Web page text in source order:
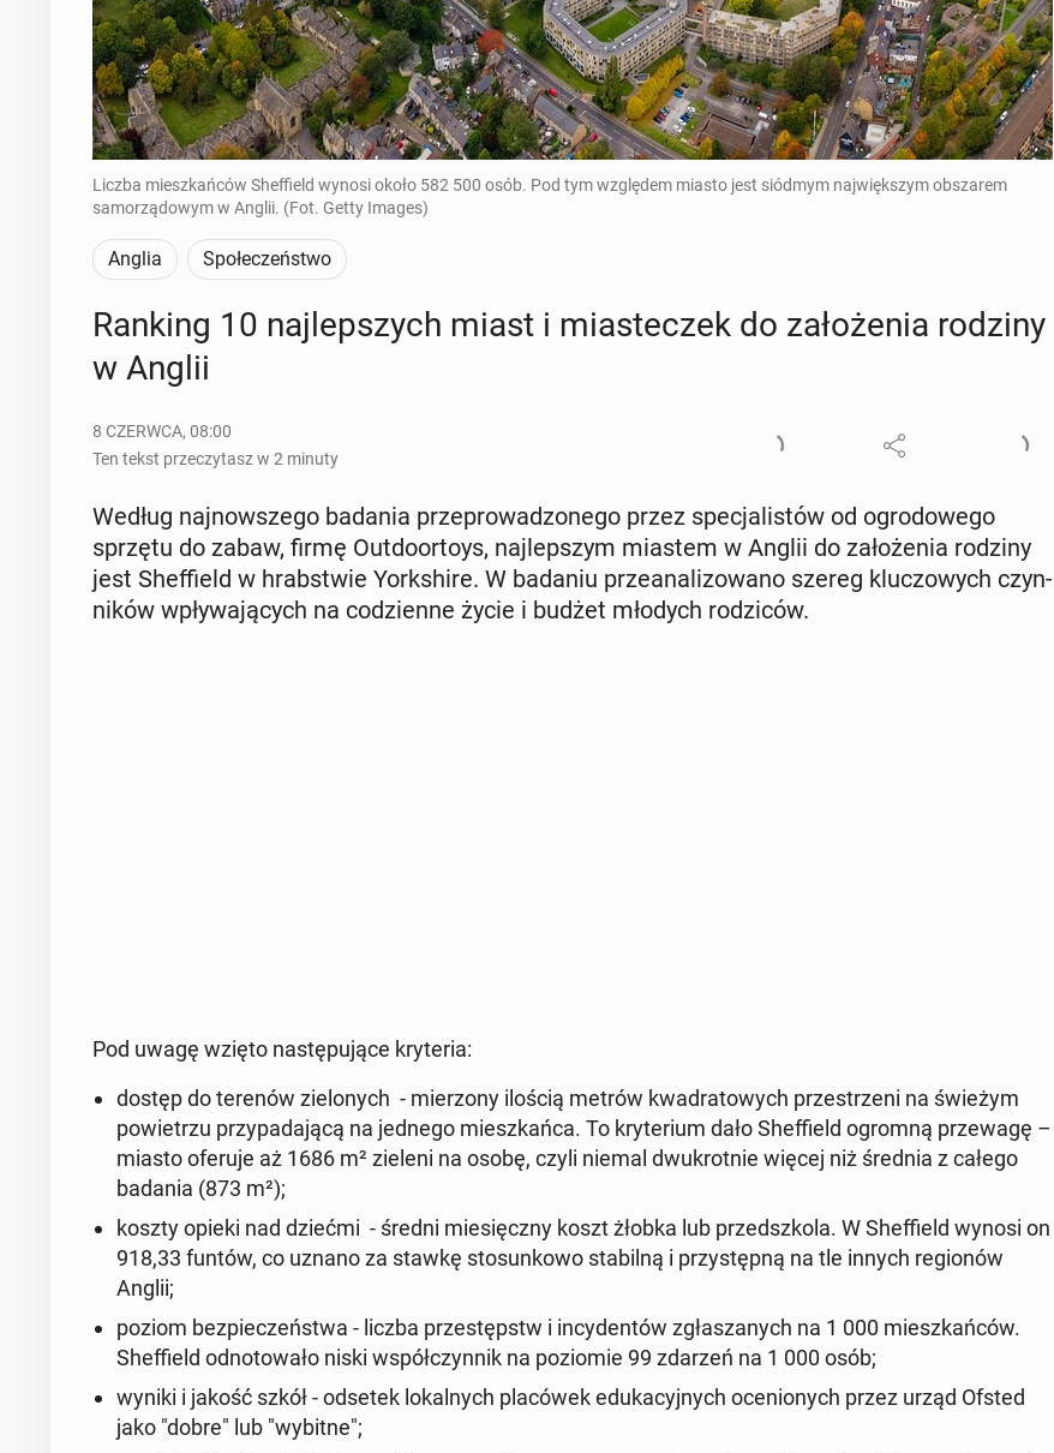
Liczba mieszkańców Sheffield wynosi około 582 500 osób. Pod tym względem miasto jest siódmym największym obszarem
samorządowym w Anglii. (Fot. Getty Images)
Anglia Społeczeństwo
Ranking 10 naj­lep­szych miast i mia­ste­czek do za­ło­że­nia rodziny
w Anglii
8 CZERWCA, 08:00
Ten tekst przeczytasz w 2 minuty
Według naj­now­sze­go badania prze­pro­wa­dzo­ne­go przez spe­cja­li­stów od ogro­do­we­go
sprzętu do zabaw, firmę Out­do­or­toys, naj­lep­szym miastem w Anglii do za­ło­że­nia rodziny
jest Shef­field w hrab­stwie York­shi­re. W badaniu prze­ana­li­zo­wa­no szereg klu­czo­wych czyn­
ni­ków wpły­wa­ją­cych na co­dzien­ne życie i budżet młodych ro­dzi­ców.
Pod uwagę wzięto na­stę­pu­ją­ce kry­te­ria:
dostęp do terenów zie­lo­nych - mie­rzo­ny ilością metrów kwa­dra­to­wych prze­strze­ni na świeżym
po­wie­trzu przy­pa­da­ją­cą na jednego miesz­kań­ca. To kry­te­rium dało Shef­field ogromną prze­wa­gę –
miasto oferuje aż 1686 m² zieleni na osobę, czyli niemal dwu­krot­nie więcej niż średnia z całego
badania (873 m²);
koszty opieki nad dziećmi - średni mie­sięcz­ny koszt żłobka lub przed­szko­la. W Shef­field wynosi on
918,33 funtów, co uznano za stawkę sto­sun­ko­wo sta­bil­ną i przy­stęp­ną na tle innych re­gio­nów
Anglii;
poziom bez­pie­czeń­stwa - liczba prze­stępstw i in­cy­den­tów zgła­sza­nych na 1 000 miesz­kań­ców.
Shef­field od­no­to­wa­ło niski współ­czyn­nik na po­zio­mie 99 zdarzeń na 1 000 osób;
wyniki i jakość szkół - odsetek lo­kal­nych pla­có­wek edu­ka­cyj­nych oce­nio­nych przez urząd Ofsted
jako "dobre" lub "wybitne";